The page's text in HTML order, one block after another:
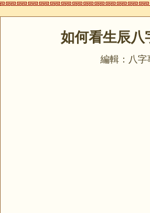
如何看生辰八
編輯：八字